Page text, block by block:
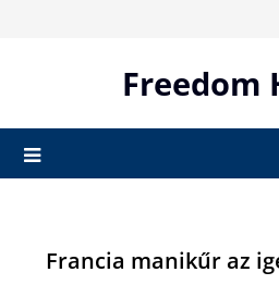
Freedom
Francia manikűr az